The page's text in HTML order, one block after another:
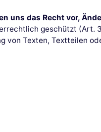
uns das Recht vor,
geschützt (Art.
von Texten, Textteilen